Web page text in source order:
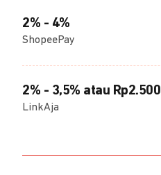
2% - 4%
ShopeePay
2% - 3,5% atau Rp2.500
LinkAja